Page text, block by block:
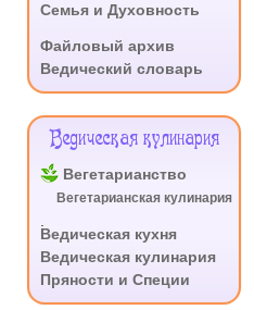
Семья и Духовность
Файловый архив
Ведический словарь
Ведическая кулинария
Вегетарианство
Вегетарианская кулинария
Ведическая кухня
Ведическая кулинария
Пряности и Специи